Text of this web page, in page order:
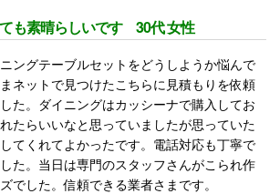
も素晴らしいです 30代 女性
ングテーブルセットをどうしようか悩んで
ネットで見つけたこちらに見積もりを依頼
た。ダイニングはカッシーナで購入してお
たらいいなと思っていましたが思っていた
てくれてよかったです。電話対応も丁寧で
た。当日は専門のスタッフさんがこられ作
でした。信頼できる業者さまです。